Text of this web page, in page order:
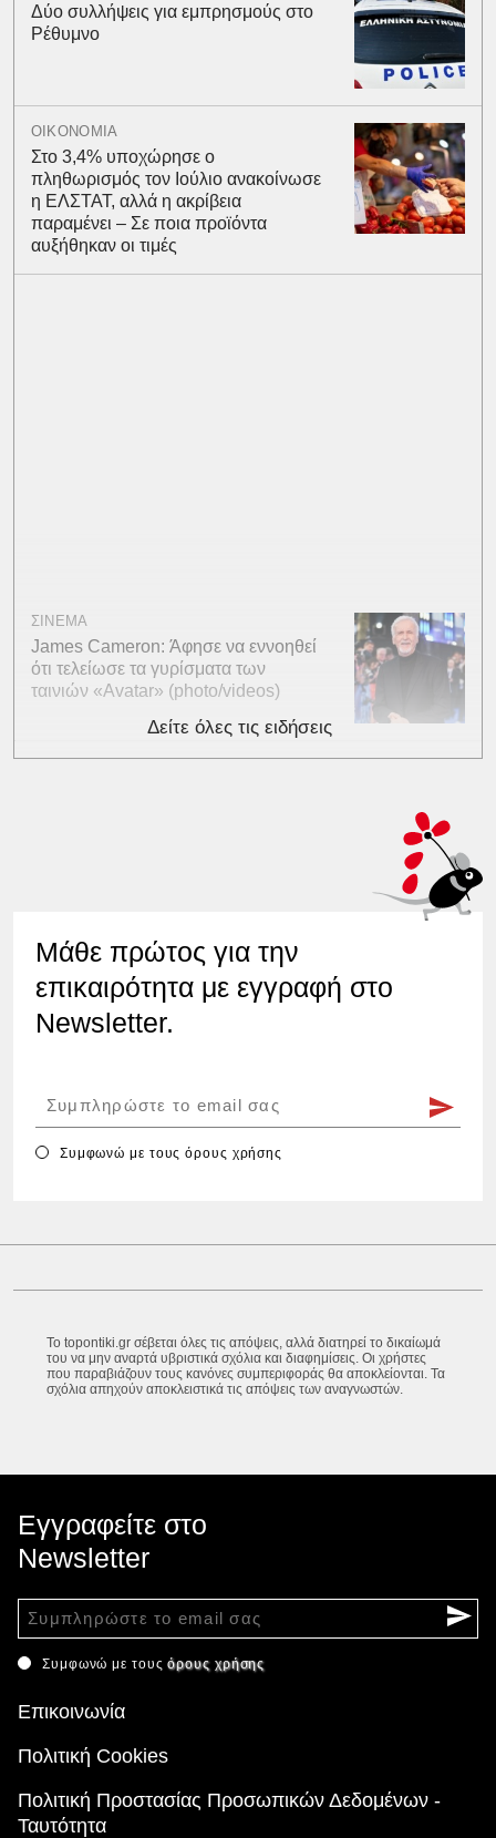
Δύο συλλήψεις για εμπρησμούς στο
Ρέθυμνο
ΟΙΚΟΝΟΜΙΑ
Στο 3,4% υποχώρησε ο
πληθωρισμός τον Ιούλιο ανακοίνωσε
η ΕΛΣΤΑΤ, αλλά η ακρίβεια
παραμένει – Σε ποια προϊόντα
αυξήθηκαν οι τιμές
ΣΙΝΕΜΑ
James Cameron: Άφησε να εννοηθεί
ότι τελείωσε τα γυρίσματα των
ταινιών «Avatar» (photo/videos)
Δείτε όλες τις ειδήσεις
Μάθε πρώτος για την
επικαιρότητα με εγγραφή στο
Newsletter.
Συμφωνώ με τουςόρους χρήσης
Το topontiki.gr σέβεται όλες τις απόψεις, αλλά διατηρεί το δικαίωμά
του να μην αναρτά υβριστικά σχόλια και διαφημίσεις. Οι χρήστες
που παραβιάζουν τους κανόνες συμπεριφοράς θα αποκλείονται. Τα
σχόλια απηχούν αποκλειστικά τις απόψεις των αναγνωστών.
Εγγραφείτε στο
Newsletter
Συμφωνώ με τουςόρους χρήσης
Επικοινωνία
Πολιτική Cookies
Πολιτική Προστασίας Προσωπικών Δεδομένων -
Ταυτότητα